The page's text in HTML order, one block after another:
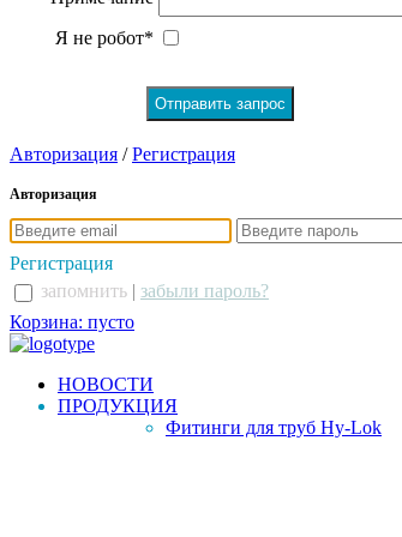
Я не робот*
Авторизация /Регистрация
Авторизация
Регистрация
запомнить | забыли пароль?
Корзина: пусто
НОВОСТИ
ПРОДУКЦИЯ
Фитинги для труб Hy-Lok